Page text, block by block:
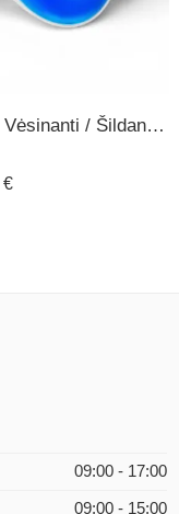
Veido Kaukė Vėsinanti / Šildanti (daugiakartinė)
€
09:00 - 17:00
09:00 - 15:00